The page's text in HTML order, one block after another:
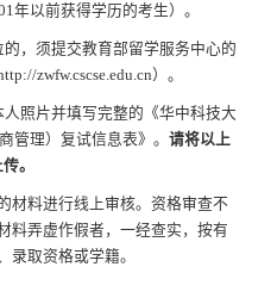
年以前获得学历的考生）。
的，须提交教育部留学服务中心的
zwfw.cscse.edu.cn）。
照片并填写完整的《华中科技大
管理）复试信息表》。请将以上
。
材料进行线上审核。资格审查不
料弄虚作假者，一经查实，按有
录取资格或学籍。